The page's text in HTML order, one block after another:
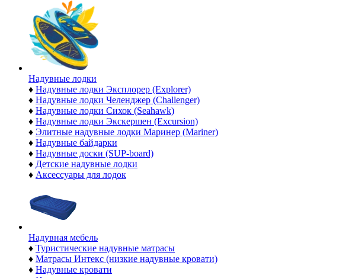
Надувные лодки
♦ Надувные лодки Эксплорер (Explorer)
♦ Надувные лодки Челенджер (Challenger)
♦ Надувные лодки Сихок (Seahawk)
♦ Надувные лодки Экскершен (Excursion)
♦ Элитные надувные лодки Маринер (Mariner)
♦ Надувные байдарки
♦ Надувные доски (SUP-board)
♦ Детские надувные лодки
♦ Аксессуары для лодок
Надувная мебель
♦ Туристические надувные матрасы
♦ Матрасы Интекс (низкие надувные кровати)
♦ Надувные кровати